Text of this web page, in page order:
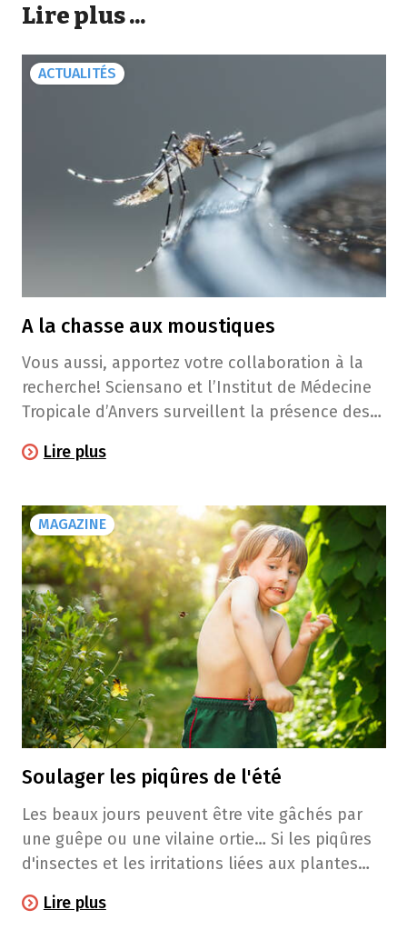
Lire plus ...
ACTUALITÉS
A la chasse aux moustiques
Vous aussi, apportez votre collaboration à la
recherche​! Sciensano et l’Institut de Médecine
Tropicale d’Anvers surveillent la présence des
encore, ils comptent sur votre aide!
Lire plus
MAGAZINE
Soulager les piqûres de l'été
Les beaux jours peuvent être vite gâchés par
une guêpe ou une vilaine ortie… Si les piqûres
d'insectes et les irritations liées aux plantes
généralement sans danger dans notre pays.
Lire plus